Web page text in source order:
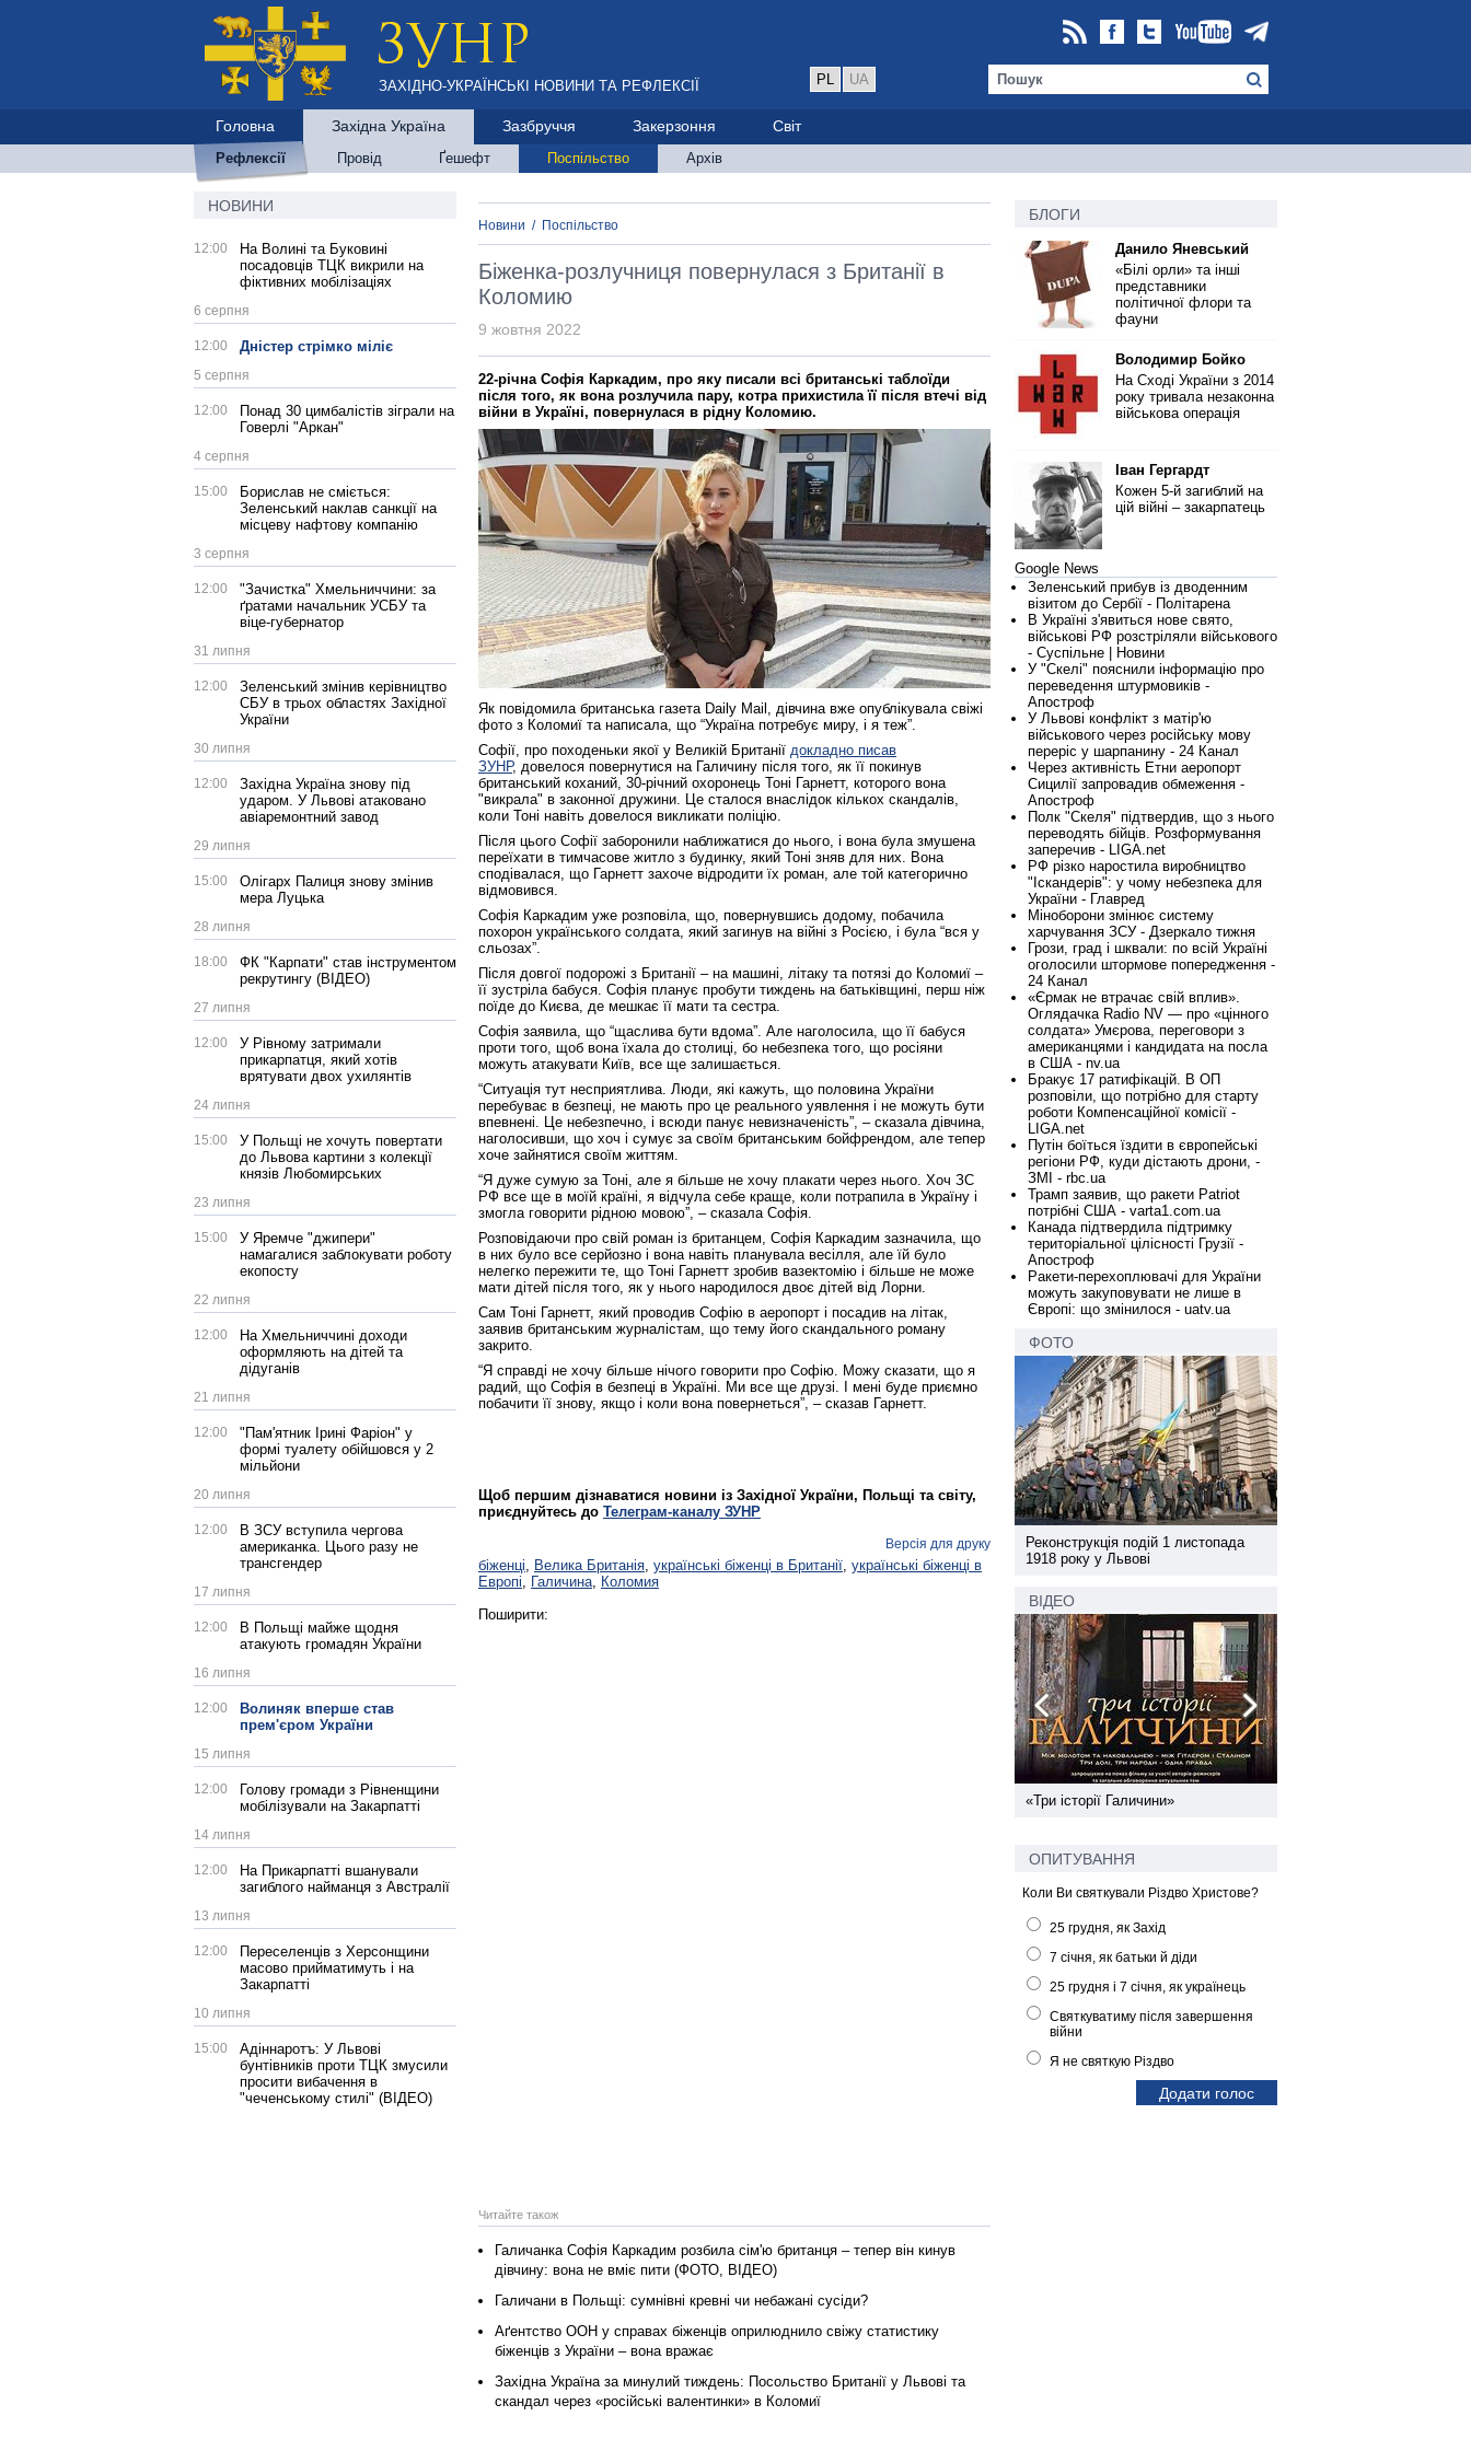
ЗАХІДНО-УКРАЇНСЬКІ НОВИНИ ТА РЕФЛЕКСІЇ PL UA
Головна Західна Україна Зазбруччя Закерзоння Світ
Рефлексії Провід Ґешефт Поспільство Архів
НОВИНИ
12:00
На Волині та Буковині
посадовців ТЦК викрили на
фіктивних мобілізаціях
6 серпня
12:00 Дністер стрімко міліє
5 серпня
12:00
Понад 30 цимбалістів зіграли на
Говерлі "Аркан"
4 серпня
15:00
Борислав не сміється:
Зеленський наклав санкції на
місцеву нафтову компанію
3 серпня
12:00
"Зачистка" Хмельниччини: за
ґратами начальник УСБУ та
віце-губернатор
31 липня
12:00
Зеленський змінив керівництво
СБУ в трьох областях Західної
України
30 липня
12:00
Західна Україна знову під
ударом. У Львові атаковано
авіаремонтний завод
29 липня
15:00
Олігарх Палиця знову змінив
мера Луцька
28 липня
18:00
ФК "Карпати" став інструментом
рекрутингу (ВІДЕО)
27 липня
12:00
У Рівному затримали
прикарпатця, який хотів
врятувати двох ухилянтів
24 липня
15:00
У Польщі не хочуть повертати
до Львова картини з колекції
князів Любомирських
23 липня
15:00
У Яремче "джипери"
намагалися заблокувати роботу
екопосту
22 липня
12:00
На Хмельниччині доходи
оформляють на дітей та
дідуганів
21 липня
12:00
"Пам'ятник Ірині Фаріон" у
формі туалету обійшовся у 2
мільйони
20 липня
12:00
В ЗСУ вступила чергова
американка. Цього разу не
трансгендер
17 липня
12:00
В Польщі майже щодня
атакують громадян України
16 липня
12:00
Волиняк вперше став
прем'єром України
15 липня
12:00
Голову громади з Рівненщини
мобілізували на Закарпатті
14 липня
12:00
На Прикарпатті вшанували
загиблого найманця з Австралії
13 липня
12:00
Переселенців з Херсонщини
масово прийматимуть і на
Закарпатті
10 липня
15:00
Адіннаротъ: У Львові
бунтівників проти ТЦК змусили
просити вибачення в
"чеченському стилі" (ВІДЕО)
Новини / Поспільство
Біженка-розлучниця повернулася з Британії в
Коломию
9 жовтня 2022
22-річна Софія Каркадим, про яку писали всі британські таблоїди
після того, як вона розлучила пару, котра прихистила її після втечі від
війни в Україні, повернулася в рідну Коломию.
Як повідомила британська газета Daily Mail, дівчина вже опублікувала свіжі
фото з Коломиї та написала, що “Україна потребує миру, і я теж”.
Софії, про походеньки якої у Великій Британії докладно писав
ЗУНР, довелося повернутися на Галичину після того, як її покинув
британський коханий, 30-річний охоронець Тоні Гарнетт, которого вона
"викрала" в законної дружини. Це сталося внаслідок кількох скандалів,
коли Тоні навіть довелося викликати поліцію.
Після цього Софії заборонили наближатися до нього, і вона була змушена
переїхати в тимчасове житло з будинку, який Тоні зняв для них. Вона
сподівалася, що Гарнетт захоче відродити їх роман, але той категорично
відмовився.
Софія Каркадим уже розповіла, що, повернувшись додому, побачила
похорон українського солдата, який загинув на війні з Росією, і була “вся у
сльозах”.
Після довгої подорожі з Британії – на машині, літаку та потязі до Коломиї –
її зустріла бабуся. Софія планує пробути тиждень на батьківщині, перш ніж
поїде до Києва, де мешкає її мати та сестра.
Софія заявила, що “щаслива бути вдома”. Але наголосила, що її бабуся
проти того, щоб вона їхала до столиці, бо небезпека того, що росіяни
можуть атакувати Київ, все ще залишається.
“Ситуація тут несприятлива. Люди, які кажуть, що половина України
перебуває в безпеці, не мають про це реального уявлення і не можуть бути
впевнені. Це небезпечно, і всюди панує невизначеність”, – сказала дівчина,
наголосивши, що хоч і сумує за своїм британським бойфрендом, але тепер
хоче зайнятися своїм життям.
“Я дуже сумую за Тоні, але я більше не хочу плакати через нього. Хоч ЗС
РФ все ще в моїй країні, я відчула себе краще, коли потрапила в Україну і
змогла говорити рідною мовою”, – сказала Софія.
Розповідаючи про свій роман із британцем, Софія Каркадим зазначила, що
в них було все серйозно і вона навіть планувала весілля, але їй було
нелегко пережити те, що Тоні Гарнетт зробив вазектомію і більше не може
мати дітей після того, як у нього народилося двоє дітей від Лорни.
Сам Тоні Гарнетт, який проводив Софію в аеропорт і посадив на літак,
заявив британським журналістам, що тему його скандального роману
закрито.
“Я справді не хочу більше нічого говорити про Софію. Можу сказати, що я
радий, що Софія в безпеці в Україні. Ми все ще друзі. І мені буде приємно
побачити її знову, якщо і коли вона повернеться”, – сказав Гарнетт.
Щоб першим дізнаватися новини із Західної України, Польщі та світу,
приєднуйтесь до Телеграм-каналу ЗУНР
Версія для друку
біженці, Велика Британія, українські біженці в Британії, українські біженці в
Европі, Галичина, Коломия
Поширити:
Читайте також
Галичанка Софія Каркадим розбила сім'ю британця – тепер він кинув
дівчину: вона не вміє пити (ФОТО, ВІДЕО)
Галичани в Польщі: сумнівні кревні чи небажані сусіди?
Аґентство ООН у справах біженців оприлюднило свіжу статистику
біженців з України – вона вражає
Західна Україна за минулий тиждень: Посольство Британії у Львові та
скандал через «російські валентинки» в Коломиї
БЛОГИ
Данило Яневський
«Білі орли» та інші
представники
політичної флори та
фауни
Володимир Бойко
На Сході України з 2014
року тривала незаконна
військова операція
Іван Гергардт
Кожен 5-й загиблий на
цій війні – закарпатець
Google News
Зеленський прибув із дводенним
візитом до Сербії - Політарена
В Україні з'явиться нове свято,
військові РФ розстріляли військового
- Суспільне | Новини
У "Скелі" пояснили інформацію про
переведення штурмовиків -
Апостроф
У Львові конфлікт з матір'ю
військового через російську мову
переріс у шарпанину - 24 Канал
Через активність Етни аеропорт
Сицилії запровадив обмеження -
Апостроф
Полк "Скеля" підтвердив, що з нього
переводять бійців. Розформування
заперечив - LIGA.net
РФ різко наростила виробництво
"Іскандерів": у чому небезпека для
України - Главред
Міноборони змінює систему
харчування ЗСУ - Дзеркало тижня
Грози, град і шквали: по всій Україні
оголосили штормове попередження -
24 Канал
«Єрмак не втрачає свій вплив».
Оглядачка Radio NV — про «цінного
солдата» Умєрова, переговори з
американцями і кандидата на посла
в США - nv.ua
Бракує 17 ратифікацій. В ОП
розповіли, що потрібно для старту
роботи Компенсаційної комісії -
LIGA.net
Путін боїться їздити в європейські
регіони РФ, куди дістають дрони, -
ЗМІ - rbc.ua
Трамп заявив, що ракети Patriot
потрібні США - varta1.com.ua
Канада підтвердила підтримку
територіальної цілісності Грузії -
Апостроф
Ракети-перехоплювачі для України
можуть закуповувати не лише в
Європі: що змінилося - uatv.ua
ФОТО
Реконструкція подій 1 листопада
1918 року у Львові
Реконструкція подій 1 листопада
1918 року у Львові
ВІДЕО
«Три історії Галичини»
ОПИТУВАННЯ
Коли Ви святкували Різдво Христове?
25 грудня, як Захід
7 січня, як батьки й діди
25 грудня і 7 січня, як українець
Святкуватиму після завершення
війни
Я не святкую Різдво